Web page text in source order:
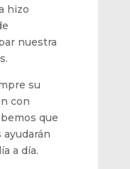
hizo
nuestra
su
con
que
a día.